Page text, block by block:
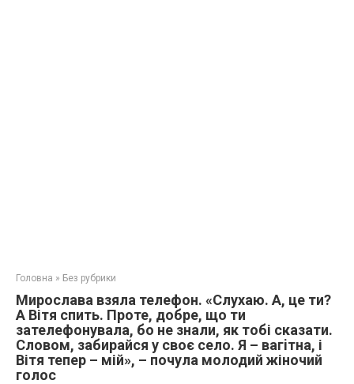
Головна » Без рубрики
Мирослава взяла телефон. «Слухаю. А, це ти?
А Вітя спить. Проте, добре, що ти
зателефонувала, бо не знали, як тобі сказати.
Словом, забирайся у своє село. Я – вaгiтна, і
Вітя тепер – мій», – почула молодий жіночий
голос